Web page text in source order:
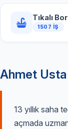
Tıkalı
1507 İŞ
Ahmet Usta
13 yıllık saha
açmada